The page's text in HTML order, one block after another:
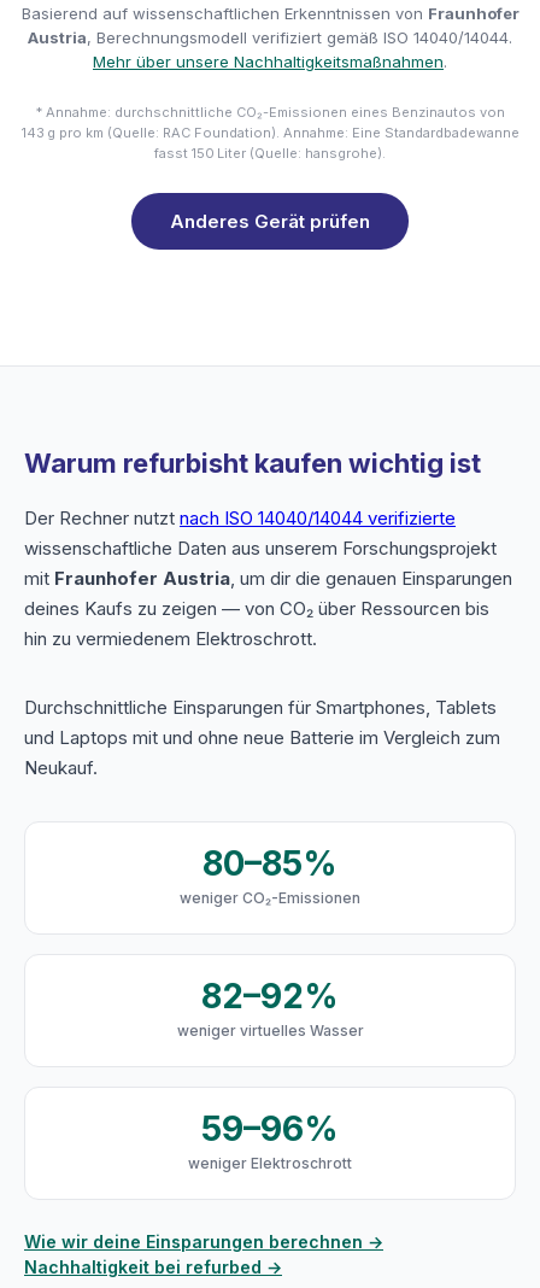
Basierend auf wissenschaftlichen Erkenntnissen von Fraunhofer
Austria, Berechnungsmodell verifiziert gemäß ISO 14040/14044.
Mehr über unsere Nachhaltigkeitsmaßnahmen.
* Annahme: durchschnittliche CO₂-Emissionen eines Benzinautos von
143 g pro km (Quelle: RAC Foundation). Annahme: Eine Standardbadewanne
fasst 150 Liter (Quelle: hansgrohe).
Anderes Gerät prüfen
Warum refurbisht kaufen wichtig ist
Der Rechner nutzt nach ISO 14040/14044 verifizierte
wissenschaftliche Daten aus unserem Forschungsprojekt
mit Fraunhofer Austria, um dir die genauen Einsparungen
deines Kaufs zu zeigen — von CO₂ über Ressourcen bis
hin zu vermiedenem Elektroschrott.
Durchschnittliche Einsparungen für Smartphones, Tablets
und Laptops mit und ohne neue Batterie im Vergleich zum
Neukauf.
80–85%
weniger CO₂-Emissionen
82–92%
weniger virtuelles Wasser
59–96%
weniger Elektroschrott
Wie wir deine Einsparungen berechnen →
Nachhaltigkeit bei refurbed →